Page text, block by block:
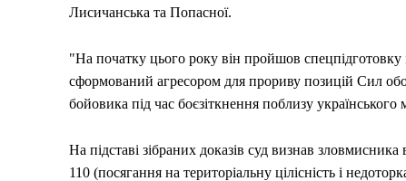
Лисичанська та Попасної.
"На початку цього року він пройшов
сформований агресором для прориву позицій Сил
бойовика під час боєзіткнення поблизу
На підставі зібраних доказів суд визнав
110 (посягання на територіальну цілісність і